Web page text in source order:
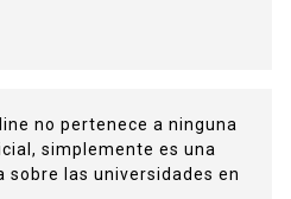
no pertenece a ninguna
simplemente es una
las universidades en